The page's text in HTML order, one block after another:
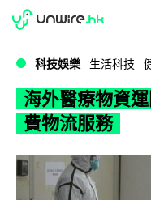
WWDC 2026
科技娛樂 生活科技
海外醫療物資
費物流服務